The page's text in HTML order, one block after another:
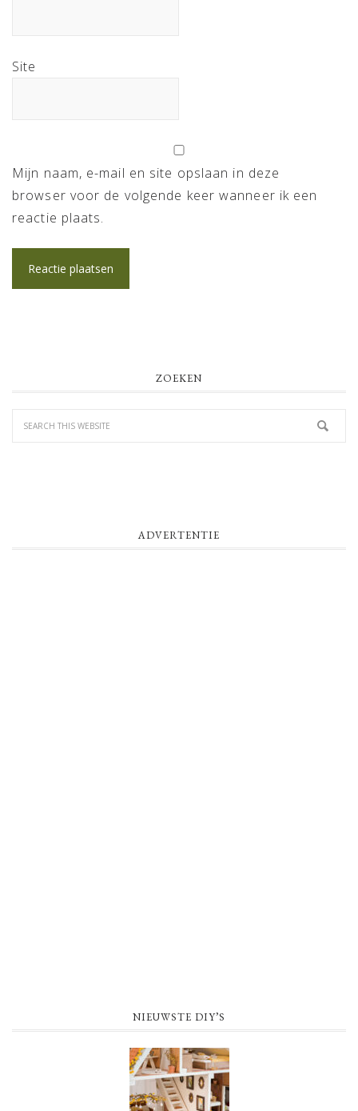
Site
Mijn naam, e-mail en site opslaan in deze
browser voor de volgende keer wanneer ik een
reactie plaats.
ZOEKEN
ADVERTENTIE
NIEUWSTE DIY’S